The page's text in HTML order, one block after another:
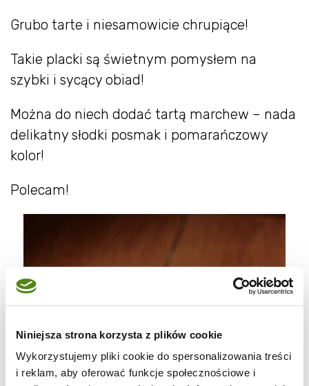
Niniejsza strona korzysta z plików cookie
Wykorzystujemy pliki cookie do spersonalizowania treści
i reklam, aby oferować funkcje społecznościowe i
Grubo tarte i niesamowicie chrupiące!
Takie placki są świetnym pomysłem na
szybki i sycący obiad!
Można do niech dodać tartą marchew – nada
delikatny słodki posmak i pomarańczowy
kolor!
Polecam!